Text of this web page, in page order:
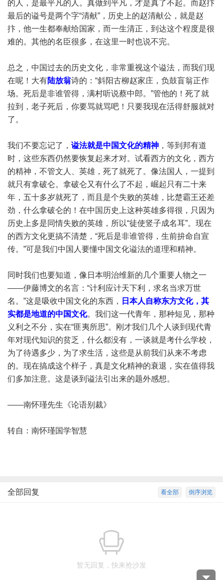
的人，是最平凡的人。真做到平凡，才是真了不起。而赵抃
最后的谥号是两个字“清献”，历史上的赵清献公，就是赵
抃，他一生都奉献给国家，而一生清正，到达这个程度是很
难的。其他的名臣很多，在这里一时也说不完。
总之，中国过去的历史文化，非常重视这个谥法，而我们现
在呢！大有陆放翁诗的：“斜阳古柳赵家庄，负鼓盲翁正作
场。死后是非谁管得，满村听说蔡中郎。”管他的！死了就
拉到，老子死后，你要骂就骂吧！只要我现在活得舒服就对
了。
我们不要忘记了， 谥法就是中国文化的精神 ，等到邦有道
时，这些东西仍然要恢复起来才对。试看西方的文化，西方
的精神，不管文人、英雄，死了就死了。像法国人，一提到
就只有拿破仑。拿破仑又有什么了不起，崛起只有二十来
年，五十多岁就死了，而且是个失败的英雄，比楚霸王还差
劲，什么拿破仑的！在中国历史上这种英雄多得很，只因为
历史上多是同情失败的英雄，所以“徒使竖子成名耳”。现在
的西方文化更搞不清楚，“死后是非谁管得，生前拚命自宣
传。”可是我们中国人要懂中国文化谥法的道理和精神。
同时我们也要知道，像日本明治维新的几个重要人物之一
——伊藤博文的名言：“计利应计天下利，求名当求万世
名。”这是吸收中国文化的东西，
日本人自称东方文化，其
实都是地道的中国文化。我们这一代青年，那种短见，那种
义利之不分，实在“匪夷所思”。刚才我们几个人谈到现代青
年对现代知识的贫乏，什么都没有，一谈就是考什么学校，
为了待遇多少，为了求生活，这些是从前我们从来不考虑
的。现在搞成这个样子，真是文化精神的衰退，实在值得我
们多加注意。这是谈到谥法引出来的题外感想。
——南怀瑾先生《论语别裁》
转自：南怀瑾国学智慧
倒序浏览
看全部
全部回复
暂无回复，快来抢沙发